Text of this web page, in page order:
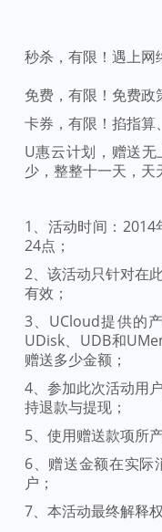
秒杀，有限！遇上网
免费，有限！免费政
卡券，有限！掐指算
U惠云计划，赠送
少，整整十一天，天
1、活动时间：2014
24点；
2、该活动只针对在
有效；
3、UCloud提供的
UDisk、UDB和
赠送多少金额；
4、参加此次活动用
持退款与提现；
5、使用赠送款项所
6、赠送金额在实际
户；
7、本活动最终解释